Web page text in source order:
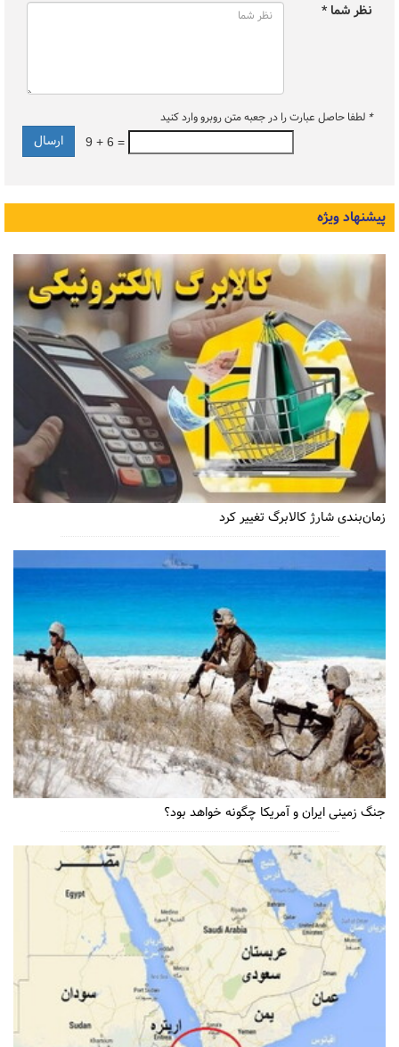
نظر شما *
* لطفا حاصل عبارت را در جعبه متن روبرو وارد کنید
9 + 6 =
پیشنهاد ویژه
زمان‌بندی شارژ کالابرگ تغییر کرد
جنگ زمینی ایران و آمریکا چگونه خواهد بود؟